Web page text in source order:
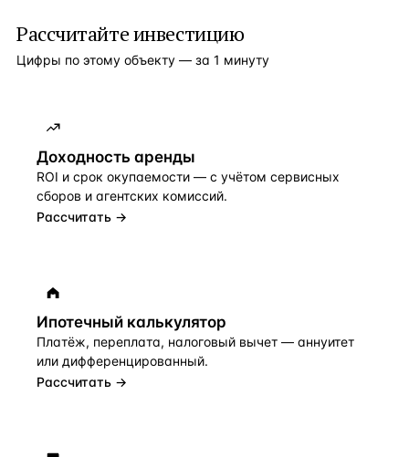
Рассчитайте инвестицию
Цифры по этому объекту — за 1 минуту
Доходность аренды
ROI и срок окупаемости — с учётом сервисных
сборов и агентских комиссий.
Рассчитать →
Ипотечный калькулятор
Платёж, переплата, налоговый вычет — аннуитет
или дифференцированный.
Рассчитать →